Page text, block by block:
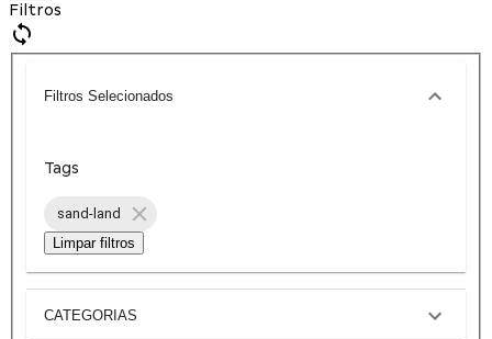
Filtros
Filtros Selecionados
Tags
sand-land
Limpar filtros
CATEGORIAS